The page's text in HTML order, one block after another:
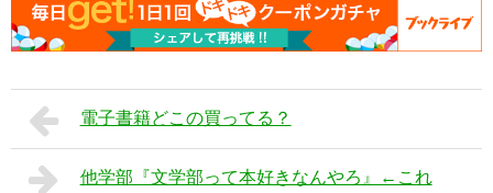
だろ
プラモの出来がいいズゴック
電子書籍どこの買ってる？
他学部『文学部って本好きなんやろ』←これ